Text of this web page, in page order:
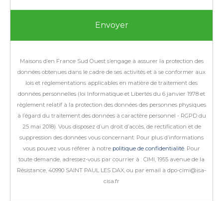
Maisons d’en France Sud Ouest s’engage à assurer la protection des
données obtenues dans le cadre de ses activités et à se conformer aux
lois et réglementations applicables en matière de traitement des
données personnelles (loi Informatique et Libertés du 6 janvier 1978 et
règlement relatif à la protection des données des personnes physiques
à l’égard du traitement des données à caractère personnel - RGPD du
25 mai 2018).Vous disposez d’un droit d’accès, de rectification et de
suppression des données vous concernant. Pour plus d’informations
vous pouvez vous référer à notre politique de confidentialité. Pour
toute demande, adressez-vous par courrier à : CIMI, 1955 avenue de la
Résistance, 40990 SAINT PAUL LES DAX, ou par email à dpo-cimi@isa-
cisa.fr